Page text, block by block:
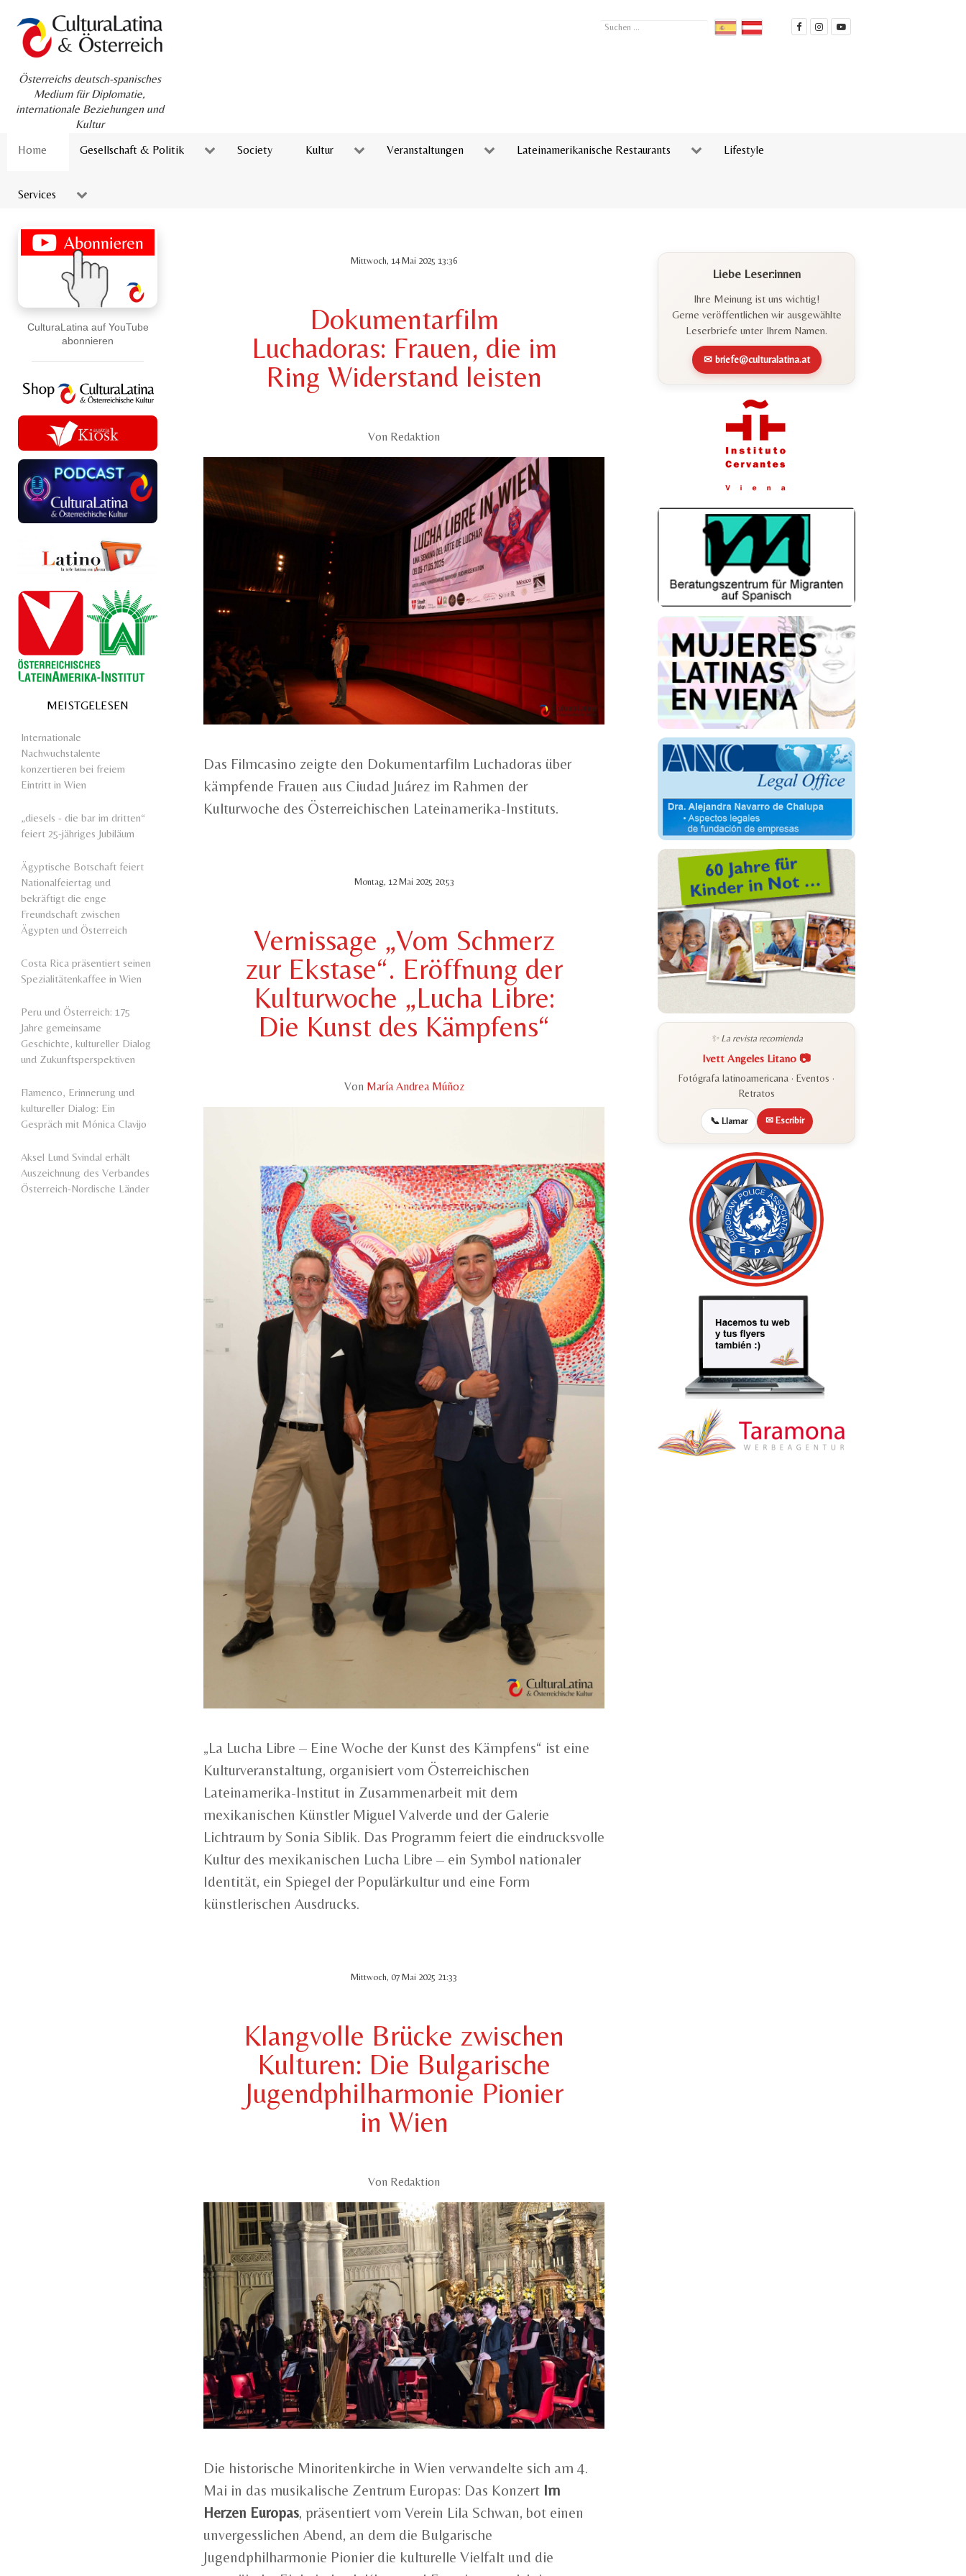
Österreichs deutsch-spanisches
Medium für Diplomatie,
internationale Beziehungen und
Kultur
Suchen
Home Gesellschaft & Politik Society Kultur Veranstaltungen Lateinamerikanische Restaurants Lifestyle
Services
CulturaLatina auf YouTube
abonnieren
MEISTGELESEN
Internationale
Nachwuchstalente
konzertieren bei freiem
Eintritt in Wien
„diesels - die bar im dritten“
feiert 25-jähriges Jubiläum
Ägyptische Botschaft feiert
Nationalfeiertag und
bekräftigt die enge
Freundschaft zwischen
Ägypten und Österreich
Costa Rica präsentiert seinen
Spezialitätenkaffee in Wien
Peru und Österreich: 175
Jahre gemeinsame
Geschichte, kultureller Dialog
und Zukunftsperspektiven
Flamenco, Erinnerung und
kultureller Dialog: Ein
Gespräch mit Mónica Clavijo
Aksel Lund Svindal erhält
Auszeichnung des Verbandes
Österreich-Nordische Länder
Mittwoch, 14 Mai 2025 13:36
Dokumentarfilm
Luchadoras: Frauen, die im
Ring Widerstand leisten
Von Redaktion
Das Filmcasino zeigte den Dokumentarfilm Luchadoras über
kämpfende Frauen aus Ciudad Juárez im Rahmen der
Kulturwoche des Österreichischen Lateinamerika-Instituts.
Montag, 12 Mai 2025 20:53
Vernissage „Vom Schmerz
zur Ekstase“. Eröffnung der
Kulturwoche „Lucha Libre:
Die Kunst des Kämpfens“
Von María Andrea Múñoz
„La Lucha Libre – Eine Woche der Kunst des Kämpfens“ ist eine
Kulturveranstaltung, organisiert vom Österreichischen
Lateinamerika-Institut in Zusammenarbeit mit dem
mexikanischen Künstler Miguel Valverde und der Galerie
Lichtraum by Sonia Siblik. Das Programm feiert die eindrucksvolle
Kultur des mexikanischen Lucha Libre – ein Symbol nationaler
Identität, ein Spiegel der Populärkultur und eine Form
künstlerischen Ausdrucks.
Mittwoch, 07 Mai 2025 21:33
Klangvolle Brücke zwischen
Kulturen: Die Bulgarische
Jugendphilharmonie Pionier
in Wien
Von Redaktion
Die historische Minoritenkirche in Wien verwandelte sich am 4.
Mai in das musikalische Zentrum Europas: Das Konzert Im
Herzen Europas, präsentiert vom Verein Lila Schwan, bot einen
unvergesslichen Abend, an dem die Bulgarische
Jugendphilharmonie Pionier die kulturelle Vielfalt und die
Liebe Leser:innen
Ihre Meinung ist uns wichtig!
Gerne veröffentlichen wir ausgewählte
Leserbriefe unter Ihrem Namen.
✉ briefe@culturalatina.at
✨ La revista recomienda
Ivett Angeles Litano 📷
Fotógrafa latinoamericana · Eventos ·
Retratos
📞 Llamar ✉ Escribir